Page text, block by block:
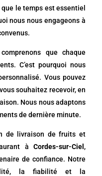
le temps est essentiel
nous nous engageons à
que chaque
C’est pourquoi nous
Vous pouvez
souhaitez recevoir, en
Nous nous adaptons
de dernière minute.
de livraison de fruits et
à Cordes-sur-Ciel ,
de confiance. Notre
la fiabilité et la